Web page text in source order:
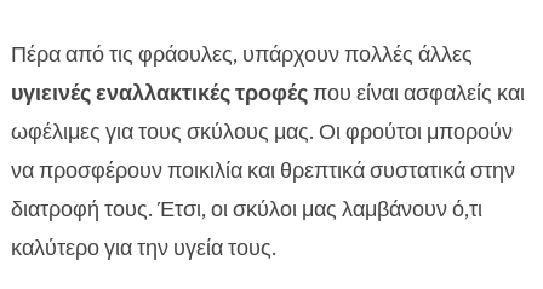
Πέρα από τις φράουλες, υπάρχουν πολλές άλλες
υγιεινές εναλλακτικές τροφέςπου είναι ασφαλείς και
ωφέλιμες για τους σκύλους μας. Οι φρούτοι μπορούν
να προσφέρουν ποικιλία και θρεπτικά συστατικά στην
διατροφή τους. Έτσι, οι σκύλοι μας λαμβάνουν ό,τι
καλύτερο για την υγεία τους.